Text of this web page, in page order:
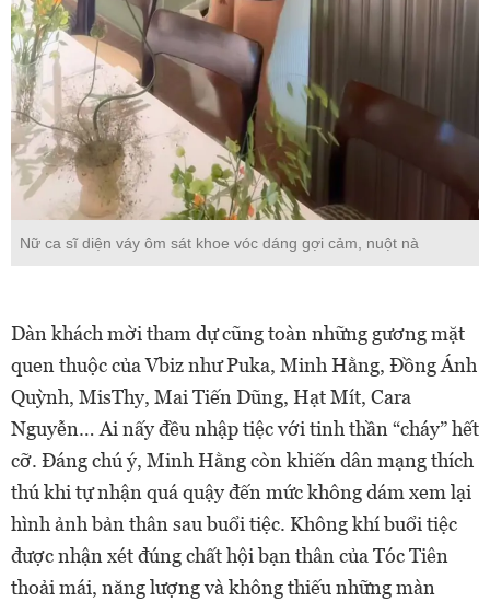
Nữ ca sĩ diện váy ôm sát khoe vóc dáng gợi cảm, nuột nà
Dàn khách mời tham dự cũng toàn những gương mặt
quen thuộc của Vbiz như Puka, Minh Hằng, Đồng Ánh
Quỳnh, MisThy, Mai Tiến Dũng, Hạt Mít, Cara
Nguyễn… Ai nấy đều nhập tiệc với tinh thần “cháy” hết
cỡ. Đáng chú ý, Minh Hằng còn khiến dân mạng thích
thú khi tự nhận quá quậy đến mức không dám xem lại
hình ảnh bản thân sau buổi tiệc. Không khí buổi tiệc
được nhận xét đúng chất hội bạn thân của Tóc Tiên
thoải mái, năng lượng và không thiếu những màn